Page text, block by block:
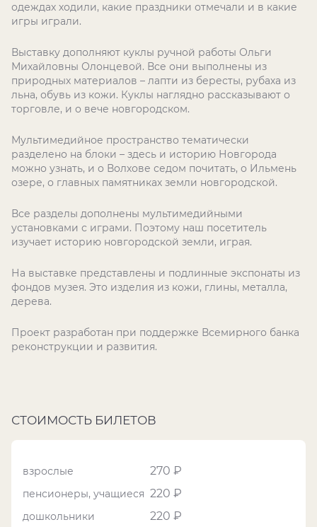
одеждах ходили, какие праздники отмечали и в какие
игры играли.
Выставку дополняют куклы ручной работы Ольги
Михайловны Олонцевой. Все они выполнены из
природных материалов – лапти из бересты, рубаха из
льна, обувь из кожи. Куклы наглядно рассказывают о
торговле, и о вече новгородском.
Мультимедийное пространство тематически
разделено на блоки – здесь и историю Новгорода
можно узнать, и о Волхове седом почитать, о Ильмень
озере, о главных памятниках земли новгородской.
Все разделы дополнены мультимедийными
установками с играми. Поэтому наш посетитель
изучает историю новгородской земли, играя.
На выставке представлены и подлинные экспонаты из
фондов музея. Это изделия из кожи, глины, металла,
дерева.
Проект разработан при поддержке Всемирного банка
реконструкции и развития.
СТОИМОСТЬ БИЛЕТОВ
взрослые 270 ₽
пенсионеры, учащиеся 220 ₽
дошкольники 220 ₽